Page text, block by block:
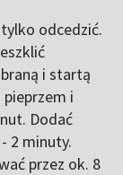
odcedzić.
i startą
i
Dodać
2 minuty.
przez ok. 8